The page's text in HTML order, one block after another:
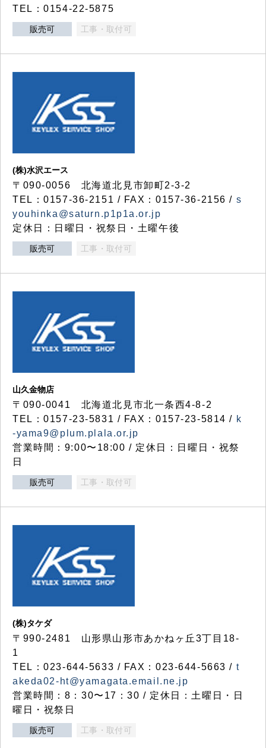
TEL：0154-22-5875
販売可 工事・取付可
(株)水沢エース
〒090-0056 北海道北見市卸町2-3-2
TEL：0157-36-2151 / FAX：0157-36-2156 / s
youhinka@saturn.p1p1a.or.jp
定休日：日曜日・祝祭日・土曜午後
販売可 工事・取付可
山久金物店
〒090-0041 北海道北見市北一条西4-8-2
TEL：0157-23-5831 / FAX：0157-23-5814 / k
-yama9@plum.plala.or.jp
営業時間：9:00〜18:00 / 定休日：日曜日・祝祭
日
販売可 工事・取付可
(株)タケダ
〒990-2481 山形県山形市あかねヶ丘3丁目18-
1
TEL：023-644-5633 / FAX：023-644-5663 / t
akeda02-ht@yamagata.email.ne.jp
営業時間：8：30〜17：30 / 定休日：土曜日・日
曜日・祝祭日
販売可 工事・取付可